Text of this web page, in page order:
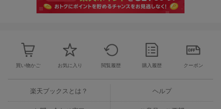
買い物かご お気に入り 閲覧履歴 購入履歴 クーポン
楽天ブックスとは？ ヘルプ